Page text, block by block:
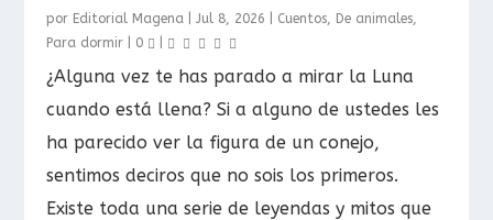
por Editorial Magena |Jul 8, 2026 Cuentos, De animales,
Para dormir
0
¿Alguna vez te has parado a mirar la Luna
cuando está llena? Si a alguno de ustedes les
ha parecido ver la figura de un conejo,
sentimos deciros que no sois los primeros.
Existe toda una serie de leyendas y mitos que